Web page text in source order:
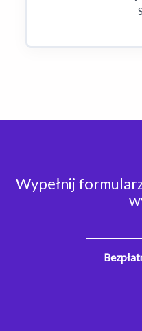
Wypełnij